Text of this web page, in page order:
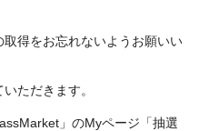
得をお忘れないようお願いい
ただきます。
」のMyページ「抽選